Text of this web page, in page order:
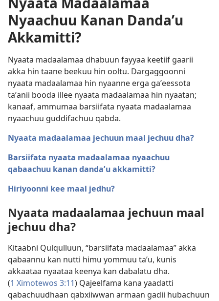
Nyaachuu Kanan Dandaʼu
Akkamitti?
Nyaata madaalamaa dhabuun fayyaa keetiif gaarii
akka hin taane beekuu hin ooltu. Dargaggoonni
nyaata madaalamaa hin nyaanne erga gaʼeessota
taʼanii booda illee nyaata madaalamaa hin nyaatan;
kanaaf, ammumaa barsiifata nyaata madaalamaa
nyaachuu guddifachuu qabda.
Nyaata madaalamaa jechuun maal jechuu dha?
Barsiifata nyaata madaalamaa nyaachuu
qabaachuu kanan dandaʼu akkamitti?
Hiriyoonni kee maal jedhu?
Nyaata madaalamaa jechuun maal
jechuu dha?
Kitaabni Qulqulluun, “barsiifata madaalamaa” akka
qabaannu kan nutti himu yommuu taʼu, kunis
akkaataa nyaataa keenya kan dabalatu dha.
(1 Ximotewos 3:11) Qajeelfama kana yaadatti
qabachuudhaan qabxiiwwan armaan gadii hubachuun